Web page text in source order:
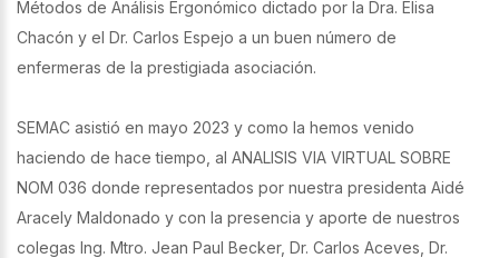
Métodos de Análisis Ergonómico dictado por la Dra. Elisa
Chacón y el Dr. Carlos Espejo a un buen número de
enfermeras de la prestigiada asociación.
SEMAC asistió en mayo 2023 y como la hemos venido
haciendo de hace tiempo, al ANALISIS VIA VIRTUAL SOBRE
NOM 036 donde representados por nuestra presidenta Aidé
Aracely Maldonado y con la presencia y aporte de nuestros
colegas Ing. Mtro. Jean Paul Becker, Dr. Carlos Aceves, Dr.